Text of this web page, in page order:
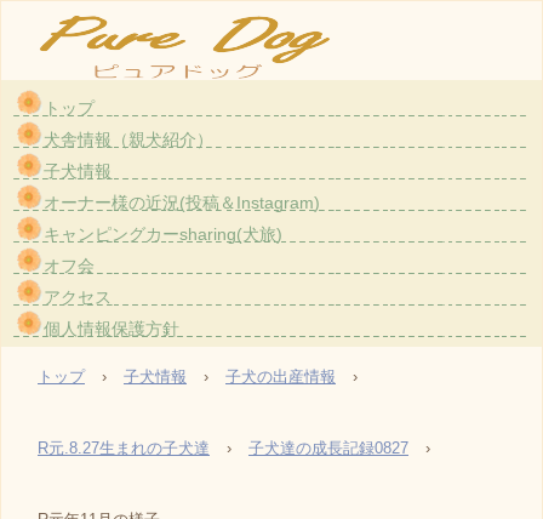
大阪・茨木のトイプードル〈ホワイト）専門のブリーダー『ピュアドッグ』です。愛情た
っぷりで育てている親犬から生まれた子犬をお譲りしております。
TEL: 090-8790-8111
E-mail: uxu.rvpark.puredog@gmail.com
〒567-0851 大阪府茨木市真砂1-2-30
トップ
犬舎情報（親犬紹介）
子犬情報
オーナー様の近況(投稿＆Instagram)
キャンピングカーsharing(犬旅)
オフ会
アクセス
個人情報保護方針
トップ › 子犬情報 › 子犬の出産情報 ›
R元.8.27生まれの子犬達 › 子犬達の成長記録0827 ›